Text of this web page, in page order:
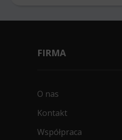
FIRMA
O nas
Kontakt
Współpraca